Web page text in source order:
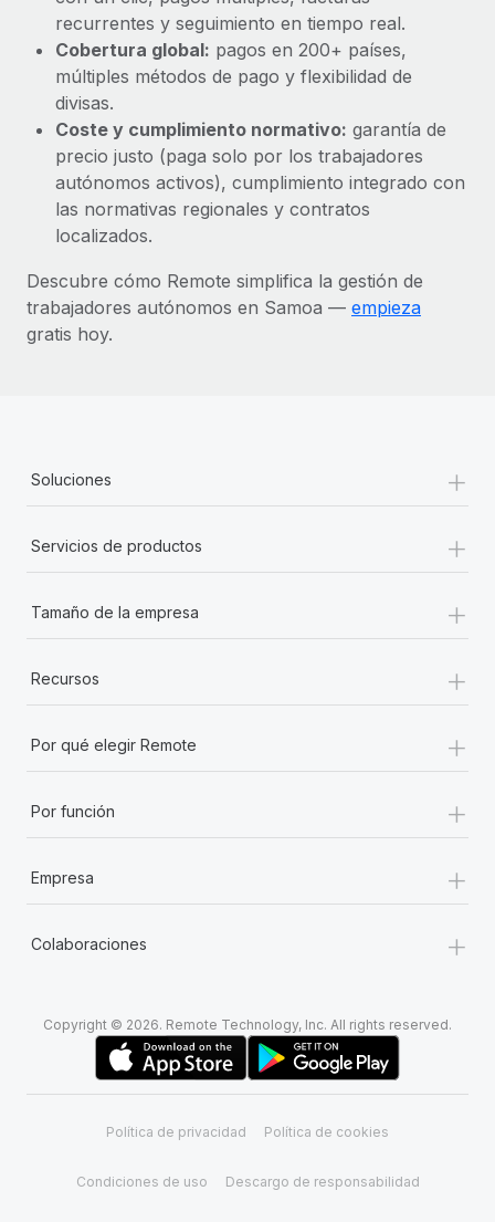
recurrentes y seguimiento en tiempo real.
Cobertura global: pagos en 200+ países,
múltiples métodos de pago y flexibilidad de
divisas.
Coste y cumplimiento normativo: garantía de
precio justo (paga solo por los trabajadores
autónomos activos), cumplimiento integrado con
las normativas regionales y contratos
localizados.
Descubre cómo Remote simplifica la gestión de
trabajadores autónomos en Samoa — empieza
gratis hoy.
Soluciones +
Servicios de productos +
Tamaño de la empresa +
Recursos +
Por qué elegir Remote +
Por función +
Empresa +
Colaboraciones +
Copyright © 2026. Remote Technology, Inc. All rights reserved.
Política de privacidad Política de cookies
Condiciones de uso Descargo de responsabilidad